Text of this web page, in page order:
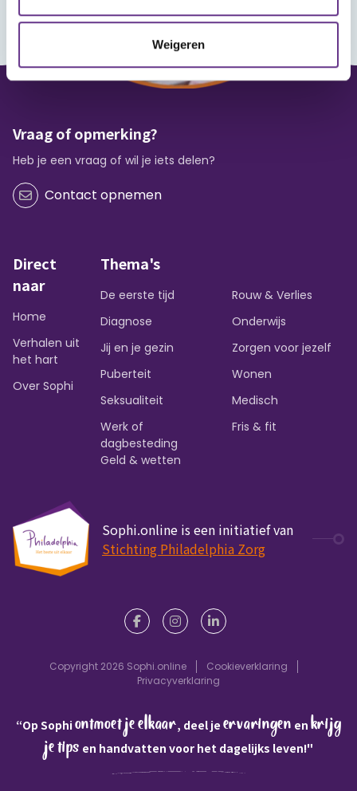
Weigeren
Vraag of opmerking?
Heb je een vraag of wil je iets delen?
Contact opnemen
Direct
naar
Home
Verhalen uit
het hart
Over Sophi
Thema's
De eerste tijd
Diagnose
Jij en je gezin
Puberteit
Seksualiteit
Werk of
dagbesteding
Rouw & Verlies
Onderwijs
Zorgen voor jezelf
Wonen
Medisch
Fris & fit
Geld & wetten
Sophi.online is een initiatief van
Stichting Philadelphia Zorg
Copyright 2026 Sophi.online
Cookieverklaring
Privacyverklaring
“Op Sophiontmoet je elkaar, deel je ervaringen en krijg
je tips en handvatten voor het dagelijks leven!"